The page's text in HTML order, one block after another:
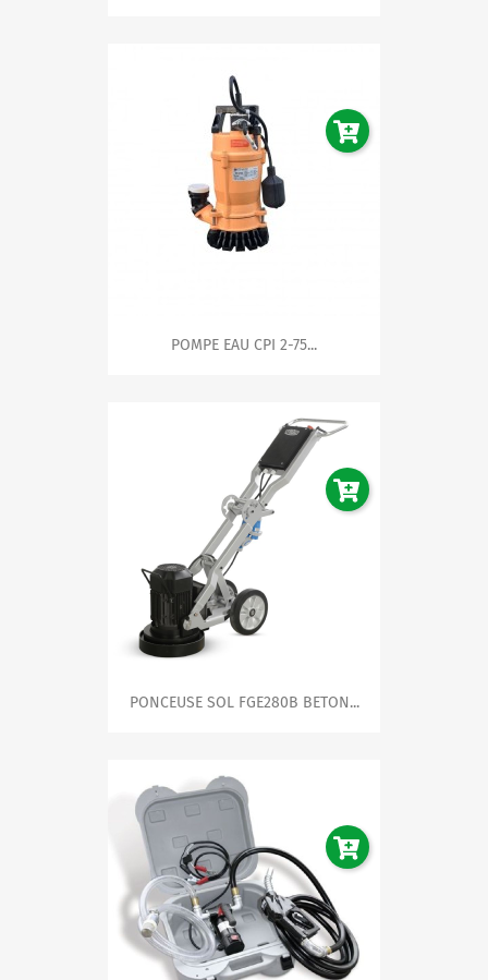
La technologie au coeur de notre gamme POMPAGE offre
des caractéristiques avancées telles que le contrôle
intelligent et des systèmes de gestion automatisés. Ces
fonctionnalités vous permettent de maximiser la
productivité, la surveillance et la facilité d’utilisation de
Assistance et Conseils d'Experts
Nos spécialistes sont là pour vous guider dans le choix
Un Achat Facile et Sécurisé
plateforme en ligne. Nous assurons un processus
, avec une livraison rapide
pour que vous puissiez profiter de votre nouvelle pompe
Engagement pour la Satisfaction Client
Derrière chaque vente, nous nous engageons à offrir un
service client irréprochable. Votre satisfaction est au
centre de nos priorités, et nous sommes fiers de
construire une relation de confiance avec chacun de nos
clients. Notre équipe de support est toujours prête à
répondre à toutes vos questions et préoccupations
notre gamme POMPAGE et donnez un nouveau souffle à
pompage sans précédent.
À votre service, l’équipe POMPAGE - expertise, qualité et
performance à portée de clic.
POMPE EAU CPI 2-75...
PONCEUSE SOL FGE280B BETON...